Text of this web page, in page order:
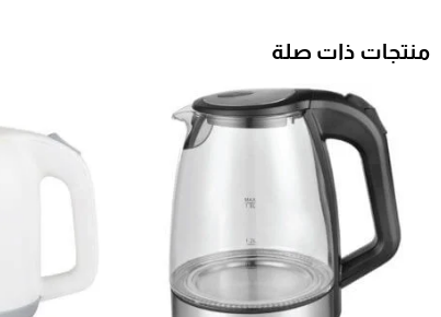
منتجات ذات صلة